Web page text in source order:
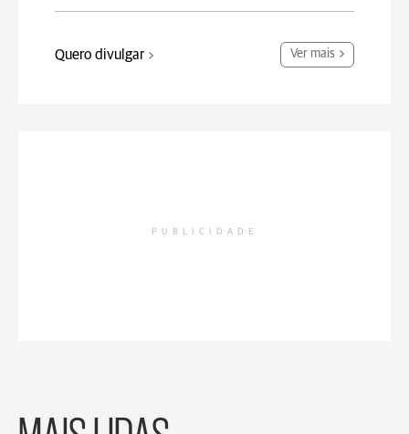
Quero divulgar Ver mais
PUBLICIDADE